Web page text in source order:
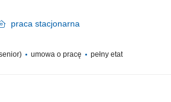
praca stacjonarna
umowa o pracę pełny etat